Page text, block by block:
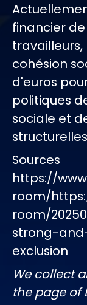
financier
cohésion
d'euros
politiques
sociale et
Sources
https://
room/
room/
strong-
exclusion
We collect
the page of